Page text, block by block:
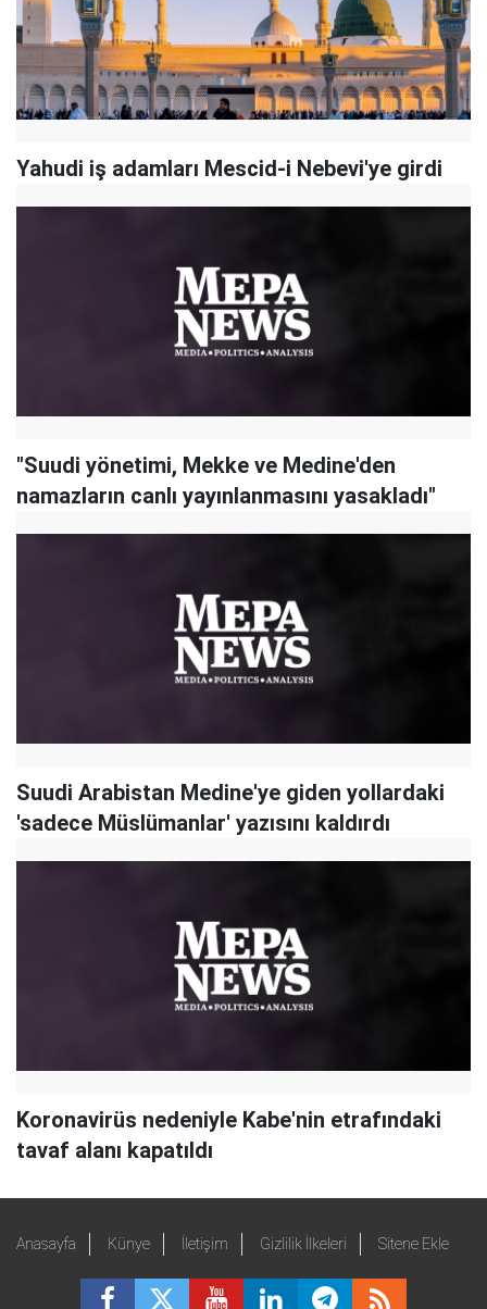
Yahudi iş adamları Mescid-i Nebevi'ye girdi
"Suudi yönetimi, Mekke ve Medine'den
namazların canlı yayınlanmasını yasakladı"
Suudi Arabistan Medine'ye giden yollardaki
'sadece Müslümanlar' yazısını kaldırdı
Koronavirüs nedeniyle Kabe'nin etrafındaki
tavaf alanı kapatıldı
Anasayfa Künye İletişim Gizlilik İlkeleri Sitene Ekle